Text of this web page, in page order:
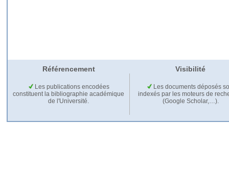
Référencement Visibilité
Les publications encodées
constituent la bibliographie académique
de l'Université.
Les documents déposés
indexés par les moteurs de
(Google Scholar,…).